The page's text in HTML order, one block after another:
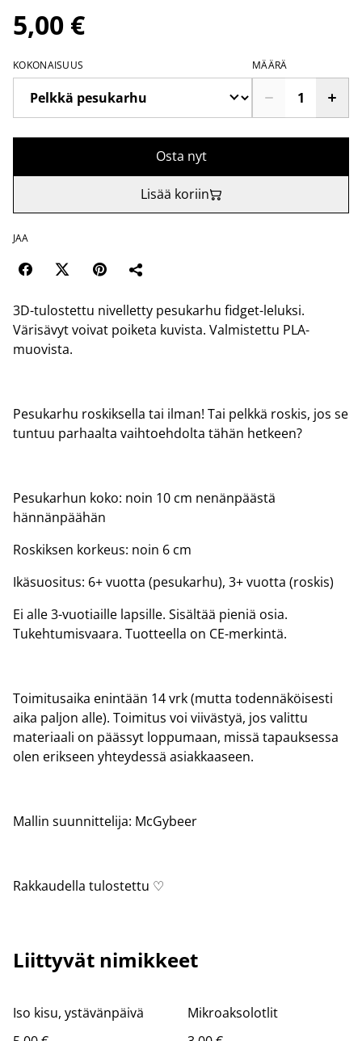
5,00 €
KOKONAISUUS MÄÄRÄ
Osta nyt
Lisää koriin
JAA
3D-tulostettu nivelletty pesukarhu fidget-leluksi.
Värisävyt voivat poiketa kuvista. Valmistettu PLA-
muovista.
Pesukarhu roskiksella tai ilman! Tai pelkkä roskis, jos se
tuntuu parhaalta vaihtoehdolta tähän hetkeen?
Pesukarhun koko: noin 10 cm nenänpäästä
hännänpäähän
Roskiksen korkeus: noin 6 cm
Ikäsuositus: 6+ vuotta (pesukarhu), 3+ vuotta (roskis)
Ei alle 3-vuotiaille lapsille. Sisältää pieniä osia.
Tukehtumisvaara. Tuotteella on CE-merkintä.
Toimitusaika enintään 14 vrk (mutta todennäköisesti
aika paljon alle). Toimitus voi viivästyä, jos valittu
materiaali on päässyt loppumaan, missä tapauksessa
olen erikseen yhteydessä asiakkaaseen.
Mallin suunnittelija: McGybeer
Rakkaudella tulostettu ♡
Liittyvät nimikkeet
Iso kisu, ystävänpäivä
Mikroaksolotlit